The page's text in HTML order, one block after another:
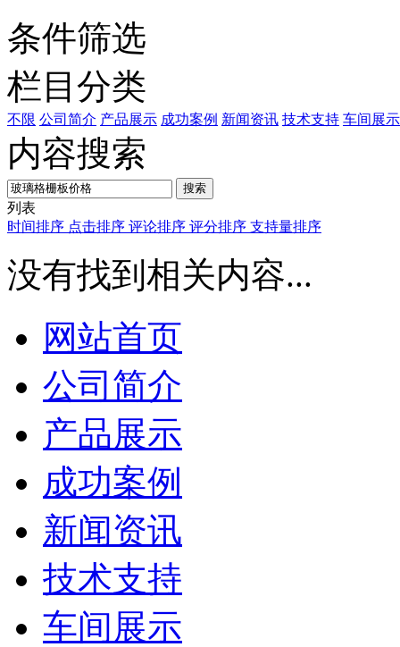
条件筛选
栏目分类
不限 公司简介 产品展示 成功案例 新闻资讯 技术支持 车间展示
内容搜索
搜索
列表
时间排序 点击排序 评论排序 评分排序 支持量排序
没有找到相关内容...
网站首页
公司简介
产品展示
成功案例
新闻资讯
技术支持
车间展示